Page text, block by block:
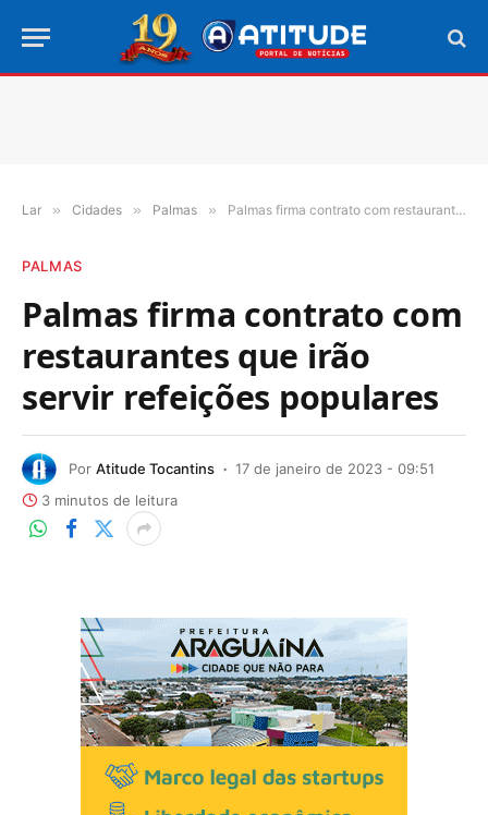
Lar » Cidades » Palmas » Palmas firma contrato com restaurantes que irão servir refeições populares
PALMAS
Palmas firma contrato com
restaurantes que irão
servir refeições populares
Por Atitude Tocantins
17 de janeiro de 2023 - 09:51
3 minutos de leitura